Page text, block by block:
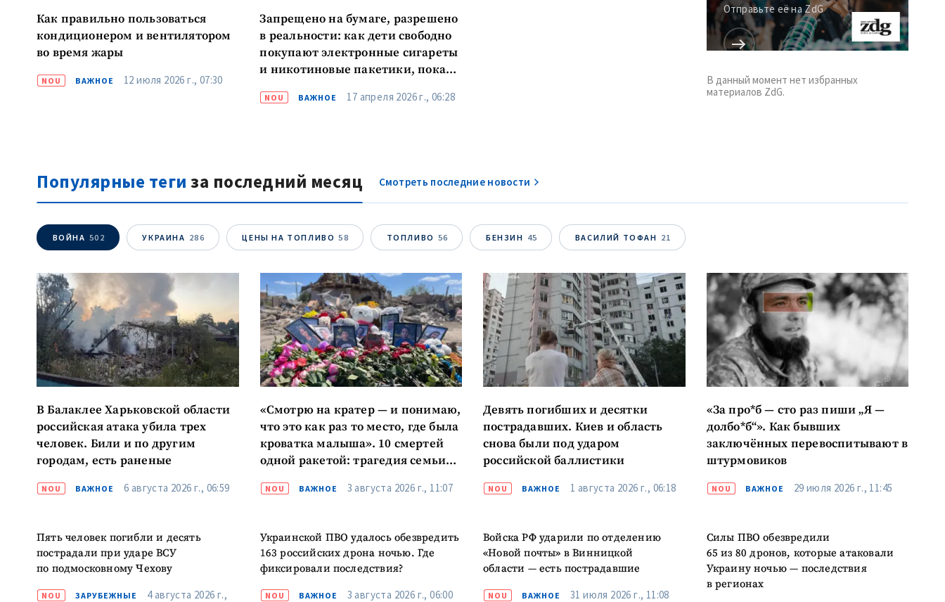
Как правильно пользоваться
кондиционером и вентилятором
во время жары
NOU ВАЖНОЕ 12 июля 2026 г., 07:30
Запрещено на бумаге, разрешено
в реальности: как дети свободно
покупают электронные сигареты
и никотиновые пакетики, пока
законы «только в интересах
NOU ВАЖНОЕ 17 апреля 2026 г., 06:28
Отправьте её на ZdG
В данный момент нет избранных
материалов ZdG.
Популярные теги за последний месяц Смотреть последние новости
ВОЙНА 502 УКРАИНА 286 ЦЕНЫ НА ТОПЛИВО 58 ТОПЛИВО 56 БЕНЗИН 45 ВАСИЛИЙ ТОФАН 21
В Балаклее Харьковской области
российская атака убила трех
человек. Били и по другим
городам, есть раненые
NOU ВАЖНОЕ 6 августа 2026 г., 06:59
Пять человек погибли и десять
пострадали при ударе ВСУ
по подмосковному Чехову
NOU ЗАРУБЕЖНЫЕ
4 августа 2026 г.,
«Смотрю на кратер — и понимаю,
что это как раз то место, где была
кроватка малыша». 10 смертей
одной ракетой: трагедия семьи
NOU ВАЖНОЕ 3 августа 2026 г., 11:07
Украинской ПВО удалось обезвредить
163 российских дрона ночью. Где
фиксировали последствия?
NOU ВАЖНОЕ 3 августа 2026 г., 06:00
Девять погибших и десятки
пострадавших. Киев и область
снова были под ударом
российской баллистики
NOU ВАЖНОЕ 1 августа 2026 г., 06:18
Войска РФ ударили по отделению
«Новой почты» в Винницкой
области — есть пострадавшие
NOU ВАЖНОЕ 31 июля 2026 г., 11:08
«За про*б — сто раз пиши „Я —
долбо*б“». Как бывших
заключённых перевоспитывают в
штурмовиков
NOU ВАЖНОЕ 29 июля 2026 г., 11:45
Силы ПВО обезвредили
65 из 80 дронов, которые атаковали
Украину ночью — последствия
в регионах
МОЯ НОВОСТЬ
+ Загрузить изображение
Текст новости + Добавить текст новости
КОНТАКТНЫЙ ИСТОЧНИК
Имя + Моё имя
Электронная почта
+ Мой email
Я прочитал(а) и согласен(на) с
политикой конфиденциальности